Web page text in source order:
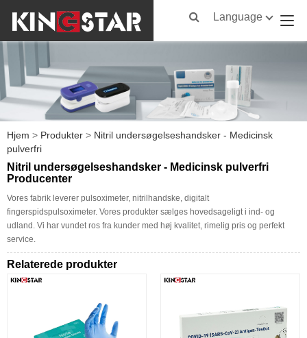
Language
Hjem > Produkter > Nitril undersøgelseshandsker - Medicinsk
pulverfri
Nitril undersøgelseshandsker - Medicinsk pulverfri
Producenter
Vores fabrik leverer pulsoximeter, nitrilhandske, digitalt
fingerspidspulsoximeter. Vores produkter sælges hovedsageligt i ind- og
udland. Vi har vundet ros fra kunder med høj kvalitet, rimelig pris og perfekt
service.
Relaterede produkter